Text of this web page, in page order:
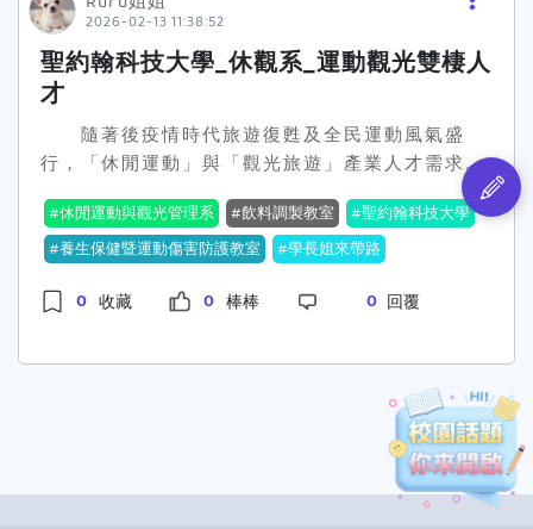
2026-02-13 11:38:52
聖約翰科技大學_休觀系_運動觀光雙棲人
才
隨著後疫情時代旅遊復甦及全民運動風氣盛
行，「休閒運動」與「觀光旅遊」產業人才需求大
（以下
簡稱休觀系）看準市場趨勢，115學年度入學新生
將享有「4年比照國立大學收費」的超優福利，並
的生活津貼。校方期盼透過實質獎助，減輕學子經
才。 休觀系課程設計強調「動靜皆宜」，涵蓋
休閒運動與觀光管理兩大模組。在運動領域方面，
系上不僅建置「養生保健暨運動傷害防護教室」及
「步態暨動作診斷實驗室」，更搭上近年最夯的
「匹克球」熱潮。系上學生李亯和在金牌教練指導
下，不僅在國內賽事屢創佳績，更遠赴馬來西亞參
休閒運動與觀光管理系 飲料調製教室
聖約翰科技大學
養生保健暨運動傷害防護教室
學長姐來帶路
0 收藏 0 棒棒 0 回覆